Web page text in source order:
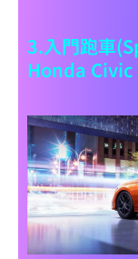
3.入門跑車
Honda Civic